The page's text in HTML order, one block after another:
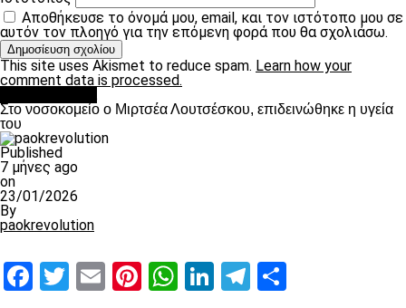
Αποθήκευσε το όνομά μου, email, και τον ιστότοπο μου σε
αυτόν τον πλοηγό για την επόμενη φορά που θα σχολιάσω.
This site uses Akismet to reduce spam. Learn how your
comment data is processed.
Στο νοσοκομείο ο Μιρτσέα Λουτσέσκου, επιδεινώθηκε η υγεία
του
Published
7 μήνες ago
on
23/01/2026
By
paokrevolution
Facebook
Twitter
EmailPinterest
WhatsApp
LinkedIn
Telegram